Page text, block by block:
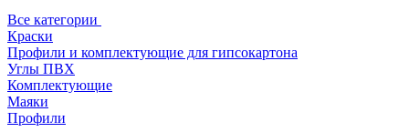
Все категории
Краски
Профили и комплектующие для гипсокартона
Углы ПВХ
Комплектующие
Маяки
Профили